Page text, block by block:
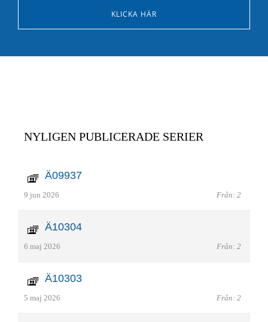
KLICKA HÄR
NYLIGEN PUBLICERADE SERIER
Ä09937
9 jun 2026 Från: 2
Ä10304
6 maj 2026 Från: 2
Ä10303
5 maj 2026 Från: 2